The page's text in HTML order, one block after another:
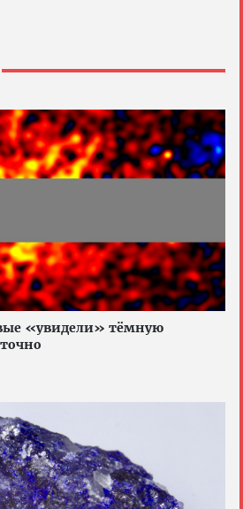
«увидели» тёмную